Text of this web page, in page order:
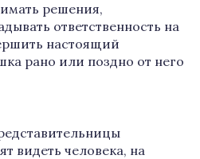
решения,
ответственность на
настоящий
рано или поздно от него
видеть человека, на